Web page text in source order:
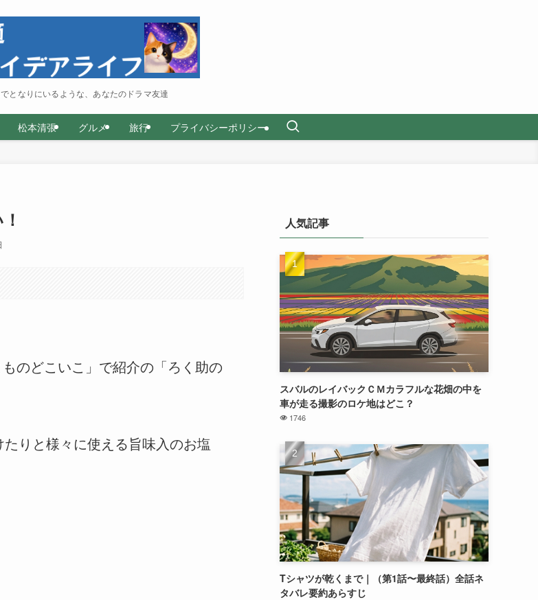
でとなりにいるような、あなたのドラマ友達
松本清張 グルメ 旅行 プライバシーポリシー
のどこいこ」で紹介の「ろく助の
りと様々に使える旨味入のお塩
人気記事
スバルのレイバックＣＭカラフルな花畑の中を
車が走る撮影のロケ地はどこ？
1746
Tシャツが乾くまで｜（第1話〜最終話）全話ネ
タバレ要約あらすじ